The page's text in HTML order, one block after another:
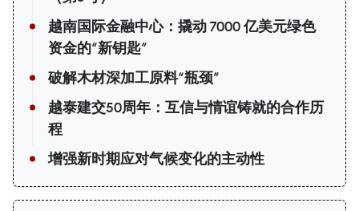
越南国际金融中心：撬动 7000 亿美元绿色
资金的“新钥匙”
破解木材深加工原料“瓶颈”
越泰建交50周年：互信与情谊铸就的合作历
程
增强新时期应对气候变化的主动性